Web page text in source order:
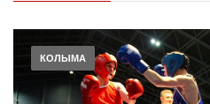
КОЛЫМА